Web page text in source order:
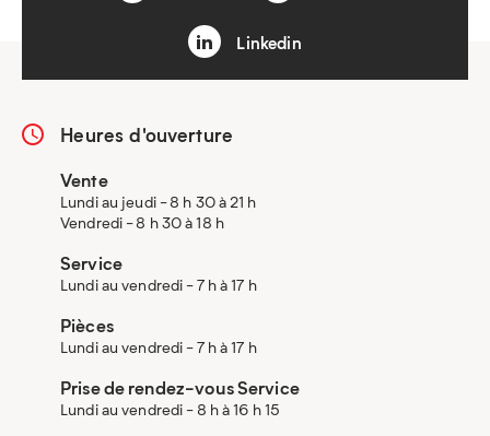
Linkedin
Heures d'ouverture
Vente
Lundi au jeudi - 8 h 30 à 21 h
Vendredi - 8 h 30 à 18 h
Service
Lundi au vendredi - 7 h à 17 h
Pièces
Lundi au vendredi - 7 h à 17 h
Prise de rendez-vous Service
Lundi au vendredi - 8 h à 16 h 15